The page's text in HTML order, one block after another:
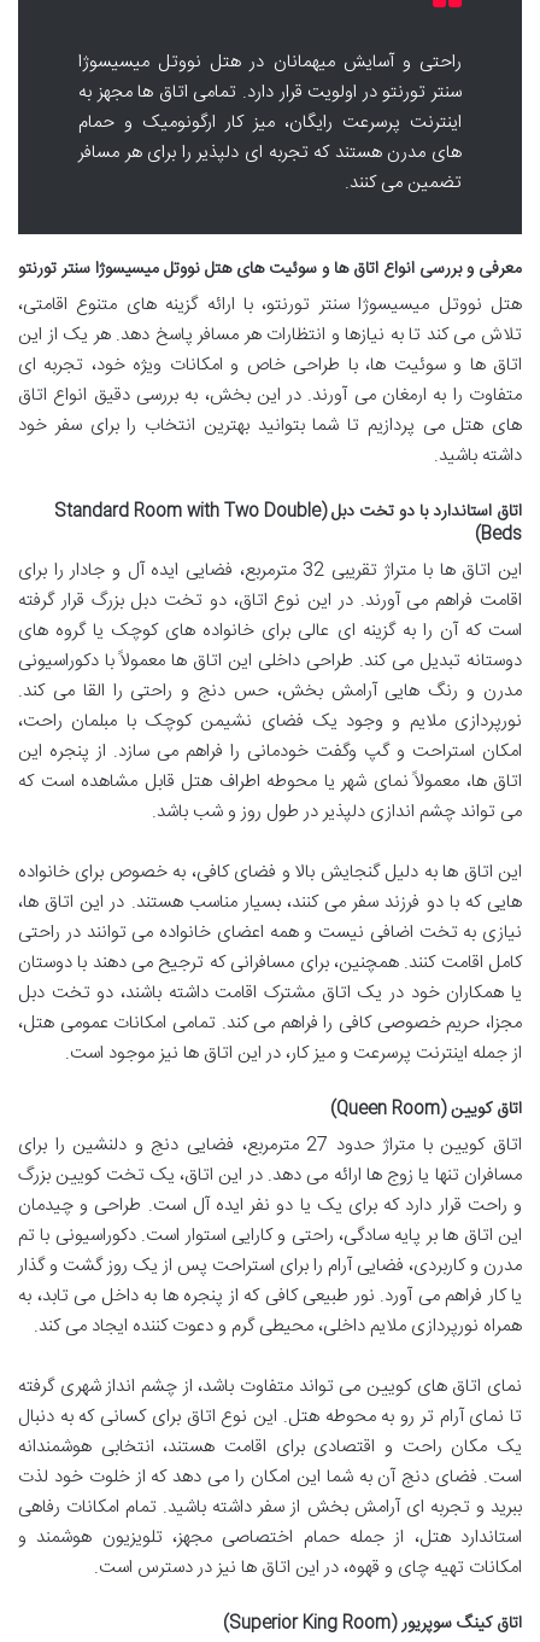
راحتی و آسایش میهمانان در هتل نووتل میسیسوژا
سنتر تورنتو در اولویت قرار دارد. تمامی اتاق ها مجهز به
اینترنت پرسرعت رایگان، میز کار ارگونومیک و حمام
های مدرن هستند که تجربه ای دلپذیر را برای هر مسافر
تضمین می کنند.
معرفی و بررسی انواع اتاق ها و سوئیت های هتل نووتل میسیسوژا سنتر تورنتو
هتل نووتل میسیسوژا سنتر تورنتو، با ارائه گزینه های متنوع اقامتی،
تلاش می کند تا به نیازها و انتظارات هر مسافر پاسخ دهد. هر یک از این
اتاق ها و سوئیت ها، با طراحی خاص و امکانات ویژه خود، تجربه ای
متفاوت را به ارمغان می آورند. در این بخش، به بررسی دقیق انواع اتاق
های هتل می پردازیم تا شما بتوانید بهترین انتخاب را برای سفر خود
داشته باشید.
اتاق استاندارد با دو تخت دبل (Standard Room with Two Double
Beds)
این اتاق ها با متراژ تقریبی 32 مترمربع، فضایی ایده آل و جادار را برای
اقامت فراهم می آورند. در این نوع اتاق، دو تخت دبل بزرگ قرار گرفته
است که آن را به گزینه ای عالی برای خانواده های کوچک یا گروه های
دوستانه تبدیل می کند. طراحی داخلی این اتاق ها معمولاً با دکوراسیونی
مدرن و رنگ هایی آرامش بخش، حس دنج و راحتی را القا می کند.
نورپردازی ملایم و وجود یک فضای نشیمن کوچک با مبلمان راحت،
امکان استراحت و گپ وگفت خودمانی را فراهم می سازد. از پنجره این
اتاق ها، معمولاً نمای شهر یا محوطه اطراف هتل قابل مشاهده است که
می تواند چشم اندازی دلپذیر در طول روز و شب باشد.
این اتاق ها به دلیل گنجایش بالا و فضای کافی، به خصوص برای خانواده
هایی که با دو فرزند سفر می کنند، بسیار مناسب هستند. در این اتاق ها،
نیازی به تخت اضافی نیست و همه اعضای خانواده می توانند در راحتی
کامل اقامت کنند. همچنین، برای مسافرانی که ترجیح می دهند با دوستان
یا همکاران خود در یک اتاق مشترک اقامت داشته باشند، دو تخت دبل
مجزا، حریم خصوصی کافی را فراهم می کند. تمامی امکانات عمومی هتل،
از جمله اینترنت پرسرعت و میز کار، در این اتاق ها نیز موجود است.
اتاق کویین (Queen Room)
اتاق کویین با متراژ حدود 27 مترمربع، فضایی دنج و دلنشین را برای
مسافران تنها یا زوج ها ارائه می دهد. در این اتاق، یک تخت کویین بزرگ
و راحت قرار دارد که برای یک یا دو نفر ایده آل است. طراحی و چیدمان
این اتاق ها بر پایه سادگی، راحتی و کارایی استوار است. دکوراسیونی با تم
مدرن و کاربردی، فضایی آرام را برای استراحت پس از یک روز گشت و گذار
یا کار فراهم می آورد. نور طبیعی کافی که از پنجره ها به داخل می تابد، به
همراه نورپردازی ملایم داخلی، محیطی گرم و دعوت کننده ایجاد می کند.
نمای اتاق های کویین می تواند متفاوت باشد، از چشم انداز شهری گرفته
تا نمای آرام تر رو به محوطه هتل. این نوع اتاق برای کسانی که به دنبال
یک مکان راحت و اقتصادی برای اقامت هستند، انتخابی هوشمندانه
است. فضای دنج آن به شما این امکان را می دهد که از خلوت خود لذت
ببرید و تجربه ای آرامش بخش از سفر داشته باشید. تمام امکانات رفاهی
استاندارد هتل، از جمله حمام اختصاصی مجهز، تلویزیون هوشمند و
امکانات تهیه چای و قهوه، در این اتاق ها نیز در دسترس است.
اتاق کینگ سوپریور (Superior King Room)